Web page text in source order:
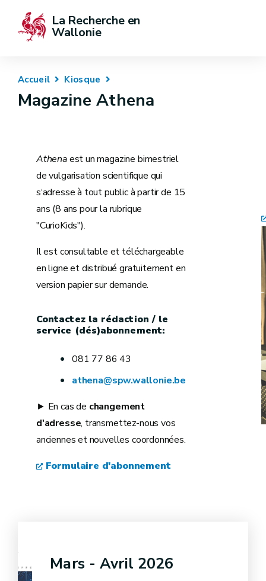
La Recherche en
Wallonie
Accueil Kiosque
Magazine Athena
Athenaest un magazine bimestriel
de vulgarisation scientifique qui
s‘adresse à tout public à partir de 15
ans (8 ans pour la rubrique
"CurioKids").
Il est consultable et téléchargeable
en ligne et distribué gratuitement en
version papier sur demande.
Contactez la rédaction / le
service (dés)abonnement:
081 77 86 43
athena@spw.wallonie.be
► En cas de changement
d'adresse, transmettez-nous vos
anciennes et nouvelles coordonnées.
Formulaire d'abonnement
Mars - Avril 2026